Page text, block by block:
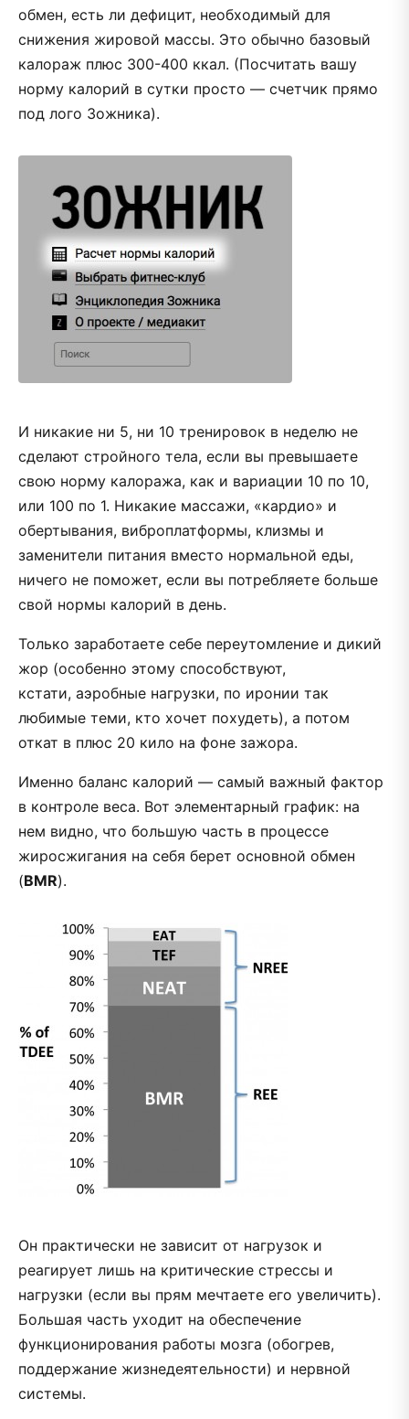
обмен, есть ли дефицит, необходимый для
снижения жировой массы. Это обычно базовый
калораж плюс 300-400 ккал. (Посчитать вашу
норму калорий в сутки просто — счетчик прямо
под лого Зожника).
И никакие ни 5, ни 10 тренировок в неделю не
сделают стройного тела, если вы превышаете
свою норму калоража, как и вариации 10 по 10,
или 100 по 1. Никакие массажи, «кардио» и
обертывания, виброплатформы, клизмы и
заменители питания вместо нормальной еды,
ничего не поможет, если вы потребляете больше
свой нормы калорий в день.
Только заработаете себе переутомление и дикий
жор (особенно этому способствуют,
кстати, аэробные нагрузки, по иронии так
любимые теми, кто хочет похудеть), а потом
откат в плюс 20 кило на фоне зажора.
Именно баланс калорий — самый важный фактор
в контроле веса. Вот элементарный график: на
нем видно, что большую часть в процессе
жиросжигания на себя берет основной обмен
(BMR).
Он практически не зависит от нагрузок и
реагирует лишь на критические стрессы и
нагрузки (если вы прям мечтаете его увеличить).
Большая часть уходит на обеспечение
функционирования работы мозга (обогрев,
поддержание жизнедеятельности) и нервной
системы.